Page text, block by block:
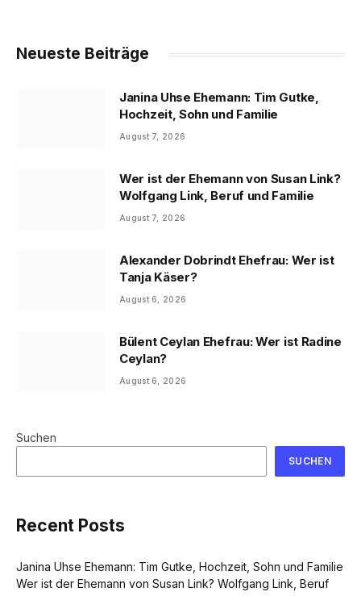
Neueste Beiträge
Janina Uhse Ehemann: Tim Gutke,
Hochzeit, Sohn und Familie
August 7, 2026
Wer ist der Ehemann von Susan Link?
Wolfgang Link, Beruf und Familie
August 7, 2026
Alexander Dobrindt Ehefrau: Wer ist
Tanja Käser?
August 6, 2026
Bülent Ceylan Ehefrau: Wer ist Radine
Ceylan?
August 6, 2026
Suchen
SUCHEN
Recent Posts
Janina Uhse Ehemann: Tim Gutke, Hochzeit, Sohn und Familie
Wer ist der Ehemann von Susan Link? Wolfgang Link, Beruf